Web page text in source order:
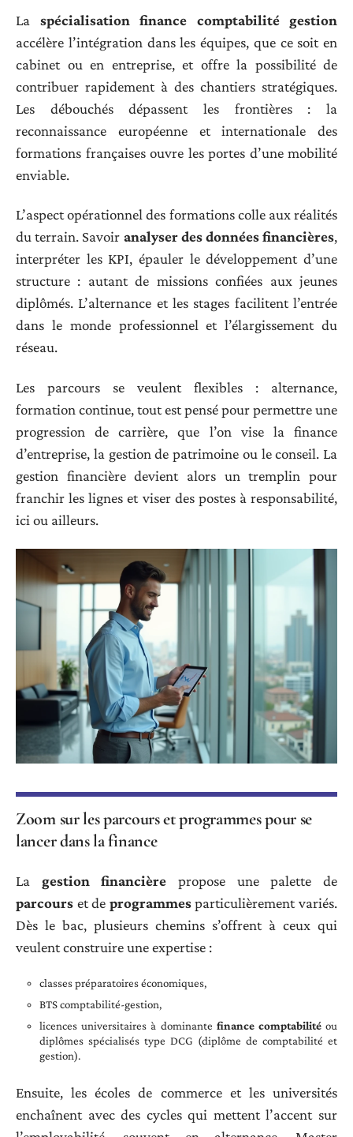
La spécialisation finance comptabilité gestion
accélère l’intégration dans les équipes, que ce soit en
cabinet ou en entreprise, et offre la possibilité de
contribuer rapidement à des chantiers stratégiques.
Les débouchés dépassent les frontières : la
reconnaissance européenne et internationale des
formations françaises ouvre les portes d’une mobilité
enviable.
L’aspect opérationnel des formations colle aux réalités
du terrain. Savoir analyser des données financières,
interpréter les KPI, épauler le développement d’une
structure : autant de missions confiées aux jeunes
diplômés. L’alternance et les stages facilitent l’entrée
dans le monde professionnel et l’élargissement du
réseau.
Les parcours se veulent flexibles : alternance,
formation continue, tout est pensé pour permettre une
progression de carrière, que l’on vise la finance
d’entreprise, la gestion de patrimoine ou le conseil. La
gestion financière devient alors un tremplin pour
franchir les lignes et viser des postes à responsabilité,
ici ou ailleurs.
Zoom sur les parcours et programmes pour se
lancer dans la finance
La gestion financière propose une palette de
parcours et de programmesparticulièrement variés.
Dès le bac, plusieurs chemins s’offrent à ceux qui
veulent construire une expertise :
classes préparatoires économiques,
BTS comptabilité-gestion,
licences universitaires à dominante finance comptabilitéou
diplômes spécialisés type DCG (diplôme de comptabilité et
gestion).
Ensuite, les écoles de commerce et les universités
enchaînent avec des cycles qui mettent l’accent sur